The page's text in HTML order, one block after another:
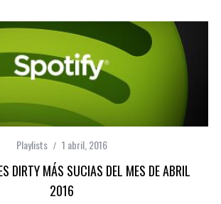
Playlists 1 abril, 2016
DIRTY MÁS SUCIAS DEL MES DE ABRIL
2016